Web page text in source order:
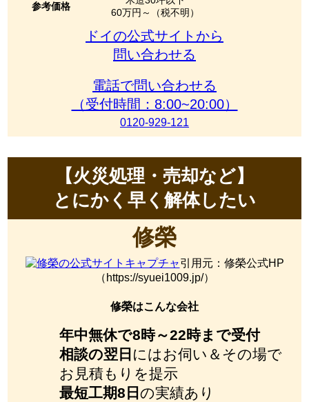
参考価格
60万円～（税不明）
ドイの公式サイトから
問い合わせる
電話で問い合わせる
（受付時間：8:00~20:00）
0120-929-121
【火災処理・売却など】
とにかく早く解体したい
修榮
引用元：修榮公式HP
（https://syuei1009.jp/）
修榮はこんな会社
年中無休で8時～22時まで受付
相談の翌日 にはお伺い＆その場で
お見積もりを提示
最短工期8日の実績あり